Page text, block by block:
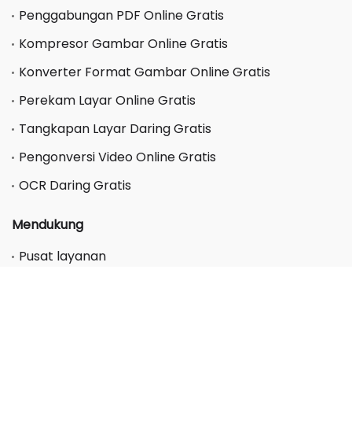
Penggabungan PDF Online Gratis
Kompresor Gambar Online Gratis
Konverter Format Gambar Online Gratis
Perekam Layar Online Gratis
Tangkapan Layar Daring Gratis
Pengonversi Video Online Gratis
OCR Daring Gratis
Mendukung
Pusat layanan